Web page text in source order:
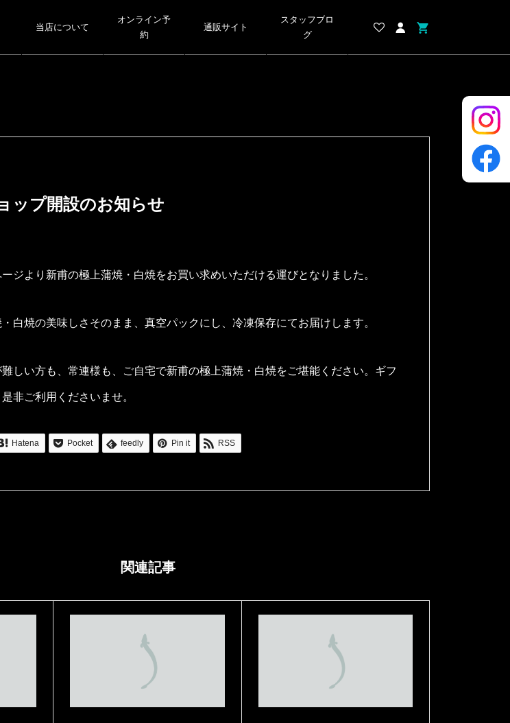
当店について
オンライン予
約
通販サイト
スタッフブロ
グ
ップ開設のお知らせ
ジより新甫の極上蒲焼・白焼をお買い求めいただける運びとなりました。
白焼の美味しさそのまま、真空パックにし、冷凍保存にてお届けします。
しい方も、常連様も、ご自宅で新甫の極上蒲焼・白焼をご堪能ください。ギフ
非ご利用くださいませ。
Hatena Pocket feedly Pin it RSS
関連記事